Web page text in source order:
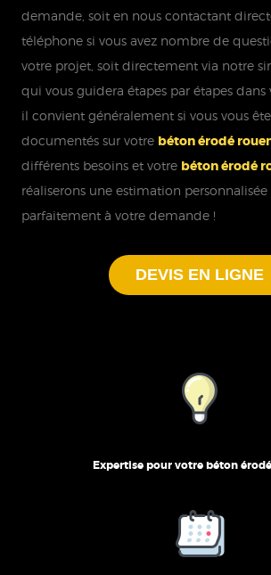
demande, soit en nous contactant
téléphone si vous avez nombre de
votre projet, soit directement via notre
qui vous guidera étapes par étapes dans
il convient généralement si vous vous
documentés sur votre béton érodé
différents besoins et votre béton érodé
réaliserons une estimation
parfaitement à votre demande !
DEVIS EN LIGNE
Expertise pour votre béton